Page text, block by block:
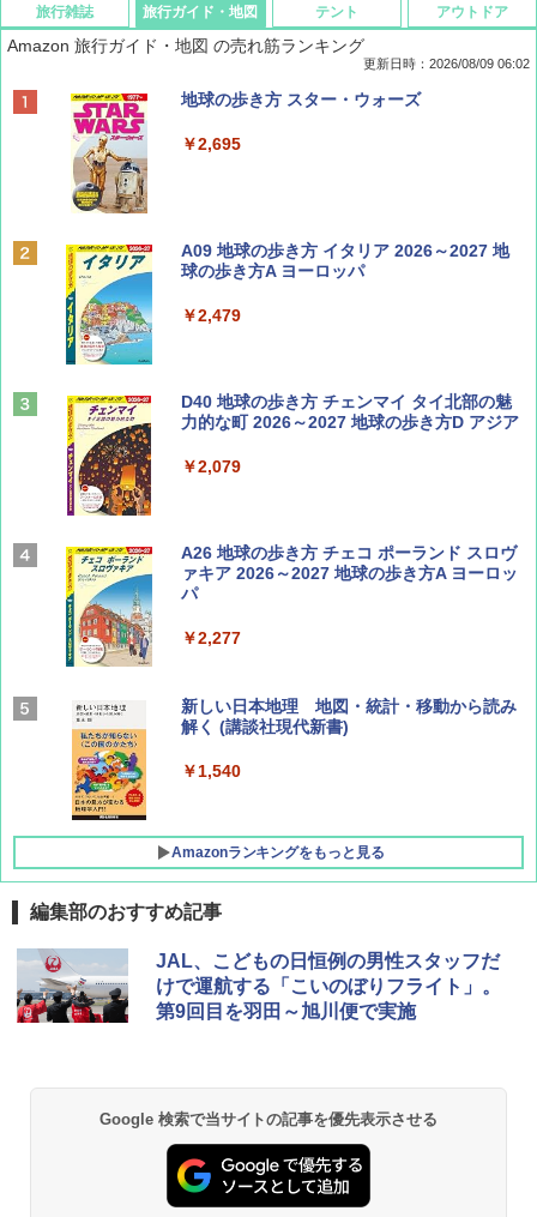
旅行雑誌
BE-PAL(ビ-パル) 2026年 9 月号【特別付録:
ディズニーファン ２０２６年 ９月号 [雑
誌] (ＤＩＳＮＥＹ ＦＡＮ)
￥713
山と溪谷 2026年8月号「南アルプス大全」
Coyote No.89 特集 星野道夫 夢見る旅
￥1,540
AIRLINE（エアライン）2026年9月号【特
集】ボーイング110周年を祝して！
￥1,760
旅行ガイド・地図
Amazon 旅行ガイド・地図 の売れ筋ランキング
更新日時：2026/08/09 06:02
地球の歩き方 スター・ウォーズ
￥2,695
A09 地球の歩き方 イタリア 2026～2027 地
球の歩き方A ヨーロッパ
￥2,479
D40 地球の歩き方 チェンマイ タイ北部の魅
力的な町 2026～2027 地球の歩き方D アジア
￥2,079
A26 地球の歩き方 チェコ ポーランド スロヴ
ァキア 2026～2027 地球の歩き方A ヨーロッ
パ
￥2,277
新しい日本地理 地図・統計・移動から読み
解く (講談社現代新書)
￥1,540
Amazonランキングをもっと見る
テント
[キャンパーズコレクション 山善] ポップアッ
プテント 傘みたいに広げて畳める パッとサ
ッとサンシェード キューブ フルクローズ メ
ッシュ 簡単設置 ワンタッチテント キャンプ
PYKES PEAK (パイクスピーク) 着替えテン
ト プライバシー テント 【中が透けない】 1
人用 折りたたみ 防災グッズ 災害用トイレ ビ
ーチ ピクニック ポップアップテント 携帯 簡
アウトドア
DEWEL パラソル 大型 ビーチ アウトドアパ
ラソル ガーデン サイトシート付 折りたたみ
防水 UVカット 4段階高さ調整 軽量 収納袋付
き
熊撃退スプレー 熊よけスプレー 熊スプレー
【日本企業販売】超強力クマ対策スプレー 30
0ml（連続噴射30秒）110ml（連続噴射15
秒）射程5～10m 安全ロック搭載 携帯収納袋
付き ヒグマ・イノシシ対策 自治体・教育機
編集部のおすすめ記事
JAL、こどもの日恒例の男性スタッフだ
けで運航する「こいのぼりフライト」。
第9回目を羽田～旭川便で実施
Google 検索で当サイトの記事を優先表示させる